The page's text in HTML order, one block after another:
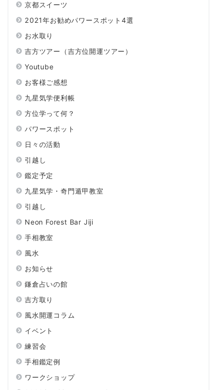
京都スイーツ
2021年お勧めパワースポット4選
お水取り
吉方ツアー（吉方位開運ツアー）
Youtube
お客様ご感想
九星気学便利帳
方位学って何？
パワースポット
日々の活動
引越し
鑑定予定
九星気学・奇門遁甲教室
引越し
Neon Forest Bar Jiji
手相教室
風水
お知らせ
鎌倉占いの館
吉方取り
風水開運コラム
イベント
練習会
手相鑑定例
ワークショップ